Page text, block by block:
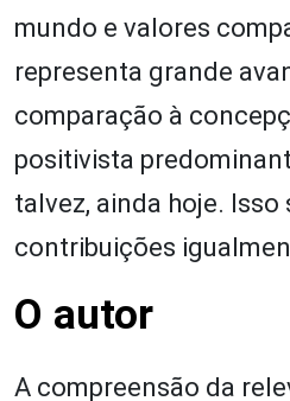
mundo e valores
representa grande
comparação à
positivista
talvez, ainda hoje.
contribuições
O autor
A compreensão da